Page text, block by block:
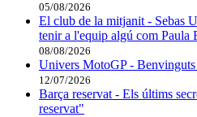
05/08/2026
El club de la mitjanit - Sebas
tenir a l'equip algú com Paula
08/08/2026
Univers MotoGP -
12/07/2026
Barça reservat - Els últims
reservat"